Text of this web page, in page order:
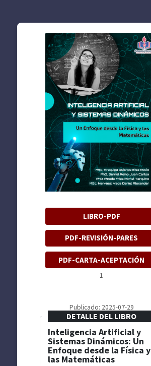
LIBRO-PDF
PDF-REVISIÓN-PARES
PDF-CARTA-ACEPTACIÓN
1
Publicado: 2025-07-29
DETALLE DEL LIBRO
Inteligencia Artificial y
Sistemas Dinámicos: Un
Enfoque desde la Física y
las Matemáticas